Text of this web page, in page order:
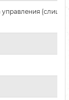
управления